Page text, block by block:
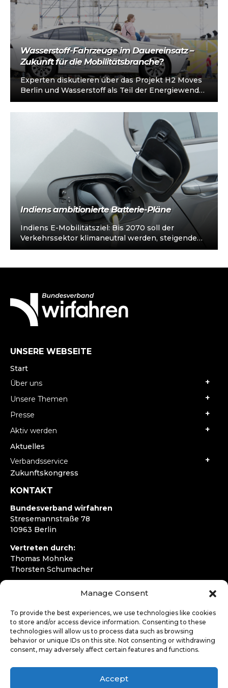
Manage Consent
To provide the best experiences, we use technologies like cookies
to store and/or access device information. Consenting to these
technologies will allow us to process data such as browsing
behavior or unique IDs on this site. Not consenting or withdrawing
consent, may adversely affect certain features and functions.
Accept
Wasserstoff-Fahrzeuge im Dauereinsatz –
Zukunft für die Mobilitätsbranche?
Experten diskutieren über das Projekt H2 Moves
Berlin und Wasserstoff als Teil der Energiewende
Wasserstoffbetriebene Brennstoffzellen-
Elektrofahrzeuge (FCEV) sind eine wichtige…
Indiens ambitionierte Batterie-Pläne
Indiens E-Mobilitätsziel: Bis 2070 soll der
Verkehrssektor klimaneutral werden, steigende
Nachfrage nach Batterien. Batterieproduktion im
UNSERE WEBSEITE
Start
Über uns
Unsere Themen
Presse
Aktiv werden
Aktuelles
Verbandsservice
Zukunftskongress
KONTAKT
Bundesverband wirfahren
Stresemannstraße 78
10963 Berlin
Vertreten durch:
Thomas Mohnke
Thorsten Schumacher
kontakt@wirfahren.de
RECHTLICHES
Impressum
Datenschutzerklärung